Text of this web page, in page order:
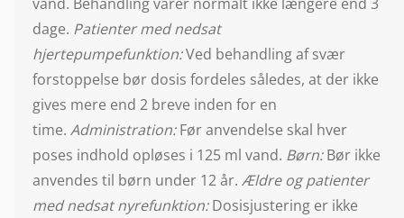
dage. Patienter med nedsat
hjertepumpefunktion:Ved behandling af svær
forstoppelse bør dosis fordeles således, at der ikke
gives mere end 2 breve inden for en
time. Administration:Før anvendelse skal hver
poses indhold opløses i 125 ml vand. Børn:Bør ikke
anvendes til børn under 12 år. Ældre og patienter
med nedsat nyrefunktion:Dosisjustering er ikke